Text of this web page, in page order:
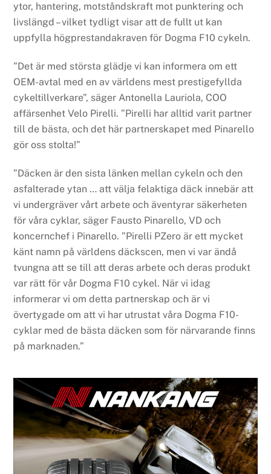
ytor, hantering, motståndskraft mot punktering och
livslängd – vilket tydligt visar att de fullt ut kan
uppfylla högprestandakraven för Dogma F10 cykeln.
”Det är med största glädje vi kan informera om ett
OEM-avtal med en av världens mest prestigefyllda
cykeltillverkare”, säger Antonella Lauriola, COO
affärsenhet Velo Pirelli. ”Pirelli har alltid varit partner
till de bästa, och det här partnerskapet med Pinarello
gör oss stolta!”
”Däcken är den sista länken mellan cykeln och den
asfalterade ytan … att välja felaktiga däck innebär att
vi undergräver vårt arbete och äventyrar säkerheten
för våra cyklar, säger Fausto Pinarello, VD och
koncernchef i Pinarello. ”Pirelli PZero är ett mycket
känt namn på världens däckscen, men vi var ändå
tvungna att se till att deras arbete och deras produkt
var rätt för vår Dogma F10 cykel. När vi idag
informerar vi om detta partnerskap och är vi
övertygade om att vi har utrustat våra Dogma F10-
cyklar med de bästa däcken som för närvarande finns
på marknaden.”